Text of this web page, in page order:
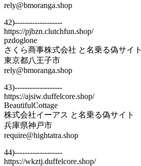
rely@bmoranga.shop
42)-------------------
https://pjbzn.clutchfun.shop/
pzdoglone
さくら商事株式会社 と名乗る偽サイト
東京都八王子市
rely@bmoranga.shop
43)-------------------
https://ajsiw.duffelcore.shop/
BeautifulCottage
株式会社イーアス と名乗る偽サイト
兵庫県神戸市
require@hightatra.shop
44)-------------------
https://wkztj.duffelcore.shop/